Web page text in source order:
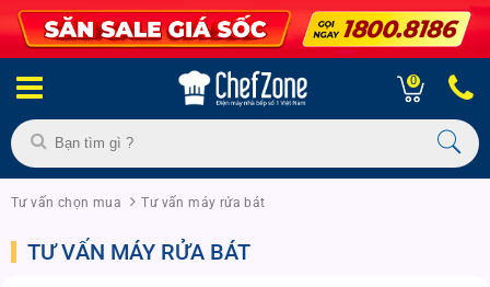
0
Tư vấn chọn mua Tư vấn máy rửa bát
TƯ VẤN MÁY RỬA BÁT